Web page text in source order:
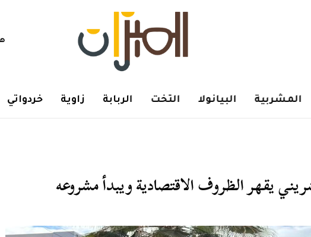
المشربية البيانولا التخت الربابة زاوية خردواتي
يقهر الظروف الاقتصادية ويبدأ مشروعه